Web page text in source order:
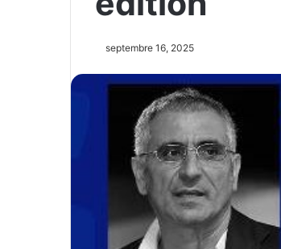
septembre 16, 2025